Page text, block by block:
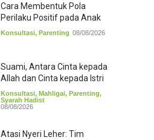
Cara Membentuk Pola
Perilaku Positif pada Anak
Konsultasi, Parenting 08/08/2026
Suami, Antara Cinta kepada
Allah dan Cinta kepada Istri
Konsultasi, Mahligai, Parenting,
Syarah Hadist
08/08/2026
Atasi Nyeri Leher: Tim